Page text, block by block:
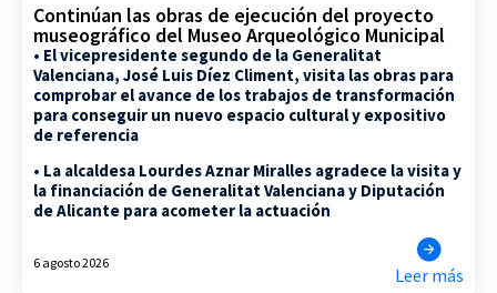
Continúan las obras de ejecución del proyecto
museográfico del Museo Arqueológico Municipal
• El vicepresidente segundo de la Generalitat
Valenciana, José Luis Díez Climent, visita las obras para
comprobar el avance de los trabajos de transformación
para conseguir un nuevo espacio cultural y expositivo
de referencia
• La alcaldesa Lourdes Aznar Miralles agradece la visita y
la financiación de Generalitat Valenciana y Diputación
de Alicante para acometer la actuación
6 agosto 2026
Leer más